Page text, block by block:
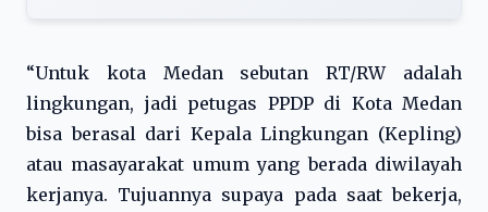
“Untuk kota Medan sebutan RT/RW adalah
lingkungan, jadi petugas PPDP di Kota Medan
bisa berasal dari Kepala Lingkungan (Kepling)
atau masayarakat umum yang berada diwilayah
kerjanya. Tujuannya supaya pada saat bekerja,